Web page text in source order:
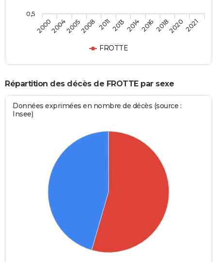
FROTTE
2000200420052008 2011201320142016201820202021
0,5
Répartition des décès de FROTTE par sexe
Données exprimées en nombre de décès (source :
Insee)